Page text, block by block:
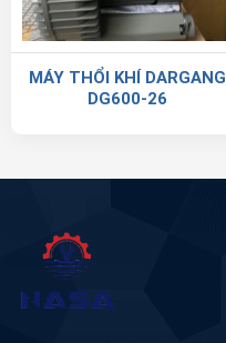
MÁY THỔI KHÍ DARGANG
DG600-26